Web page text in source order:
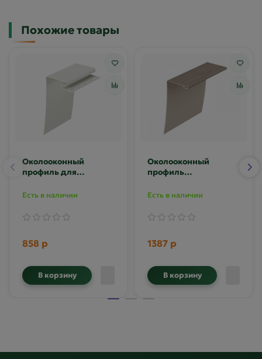
Похожие товары
Околооконный
профиль для
75/200/15 мм
Есть в наличии
858 р
В корзину
Околооконный
профиль
для сайдинга Деке
Есть в наличии
1387 р
В корзину